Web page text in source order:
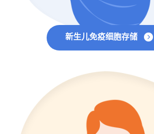
新生儿免疫细胞存储